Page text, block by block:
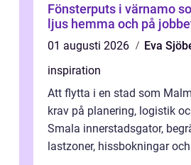
Fönsterputs i värnamo
ljus hemma och på
01 augusti 2026
Eva
inspiration
Att flytta i en stad som
krav på planering, logistik
Smala innerstadsgator,
lastzoner, hissbokningar